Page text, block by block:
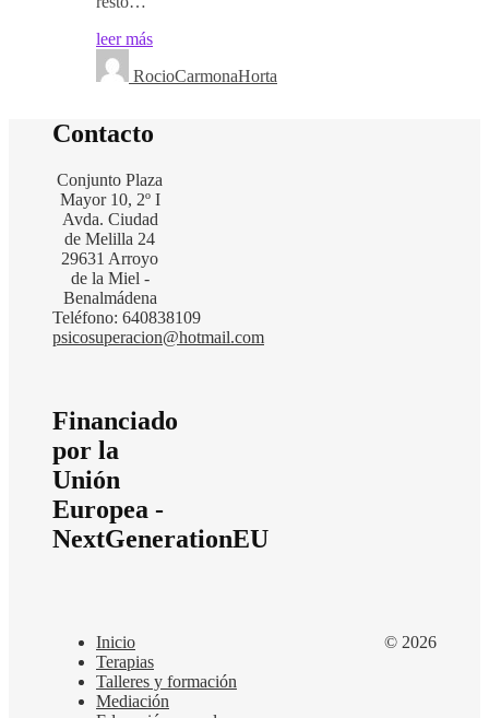
leer más
RocioCarmonaHorta
Contacto
Conjunto Plaza
Mayor 10, 2º I
Avda. Ciudad
de Melilla 24
29631 Arroyo
de la Miel -
Benalmádena
Teléfono: 640838109
psicosuperacion@hotmail.com
Financiado
por la
Unión
Europea -
NextGenerationEU
© 2026
Inicio
Terapias
Talleres y formación
Mediación